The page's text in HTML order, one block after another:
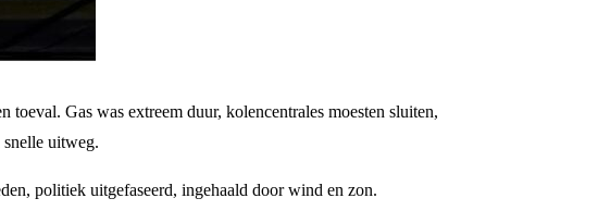
Gas was extreem duur, kolencentrales moesten sluiten,
snelle uitweg.
politiek uitgefaseerd, ingehaald door wind en zon.